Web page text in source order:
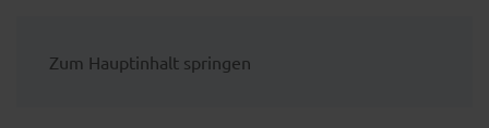
Zum Hauptinhalt springen